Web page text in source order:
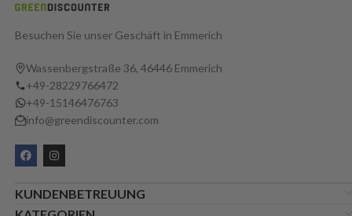
Besuchen Sie unser Geschäft in Emmerich
Wassenbergstraße 36, 46446 Emmerich
+49-28229766472
+49-15146476763
info@greendiscounter.com
KUNDENBETREUUNG